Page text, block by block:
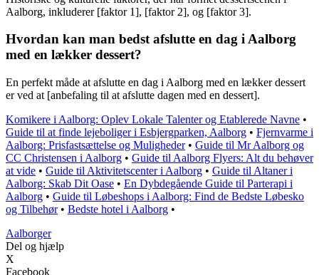
Aalborg, inkluderer [faktor 1], [faktor 2], og [faktor 3].
Hvordan kan man bedst afslutte en dag i Aalborg
med en lækker dessert?
En perfekt måde at afslutte en dag i Aalborg med en lækker dessert
er ved at [anbefaling til at afslutte dagen med en dessert].
Komikere i Aalborg: Oplev Lokale Talenter og Etablerede Navne •
Guide til at finde lejeboliger i Esbjergparken, Aalborg • Fjernvarme i
Aalborg: Prisfastsættelse og Muligheder• Guide til Mr Aalborg og
CC Christensen i Aalborg • Guide til Aalborg Flyers: Alt du behøver
at vide • Guide til Aktivitetscenter i Aalborg • Guide til Altaner i
Aalborg: Skab Dit Oase • En Dybdegående Guide til Parterapi i
Aalborg • Guide til Løbeshops i Aalborg: Find de Bedste Løbesko
og Tilbehør• Bedste hotel i Aalborg •
Aalborger
Del og hjælp
X
Facebook